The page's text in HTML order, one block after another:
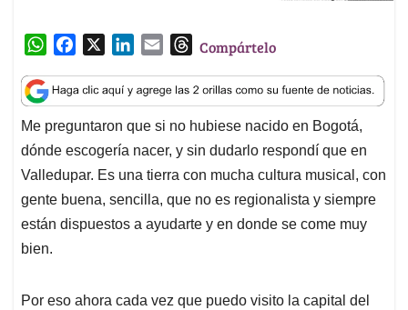
W
a
t
s
A
p
p
c
e
b
o
o
k
n
k
e
d
I
n
a
i
l
T
r
e
a
d
s
Compártelo
Me preguntaron que si no hubiese nacido en Bogotá,
dónde escogería nacer, y sin dudarlo respondí que en
Valledupar. Es una tierra con mucha cultura musical, con
gente buena, sencilla, que no es regionalista y siempre
están dispuestos a ayudarte y en donde se come muy
bien.
Por eso ahora cada vez que puedo visito la capital del